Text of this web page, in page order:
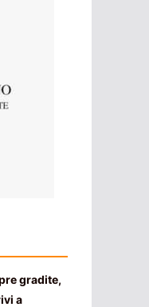
gradite,
a